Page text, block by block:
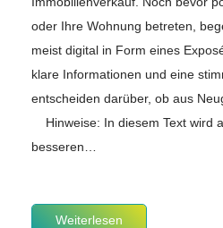
oder Ihre Wohnung betreten,
meist digital in Form eines
klare Informationen und eine
entscheiden darüber, ob aus
Hinweise: In diesem Text wird
besseren…
Weiterlesen